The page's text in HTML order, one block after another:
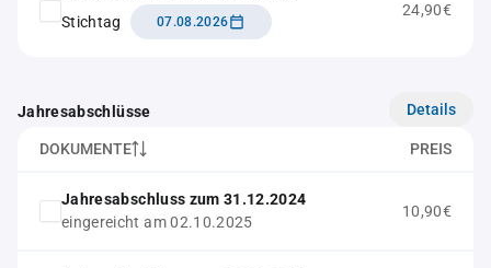
Stichtag
07.08.2026
24,90€
Jahresabschlüsse Details
DOKUMENTE PREIS
Jahresabschluss zum 31.12.2024
eingereicht am 02.10.2025
10,90€